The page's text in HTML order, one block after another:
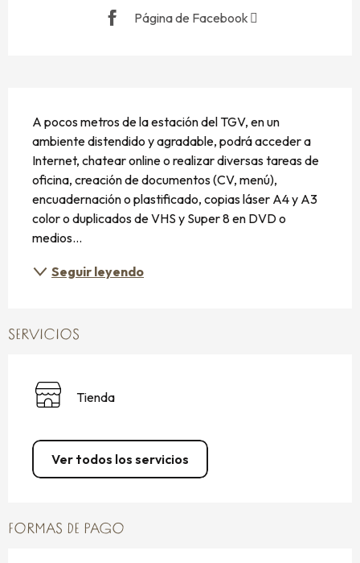
Página de Facebook
A pocos metros de la estación del TGV, en un
ambiente distendido y agradable, podrá acceder a
Internet, chatear online o realizar diversas tareas de
oficina, creación de documentos (CV, menú),
encuadernación o plastificado, copias láser A4 y A3
color o duplicados de VHS y Super 8 en DVD o
medios...
Seguir leyendo
SERVICIOS
Tienda
Ver todos los servicios
FORMAS DE PAGO